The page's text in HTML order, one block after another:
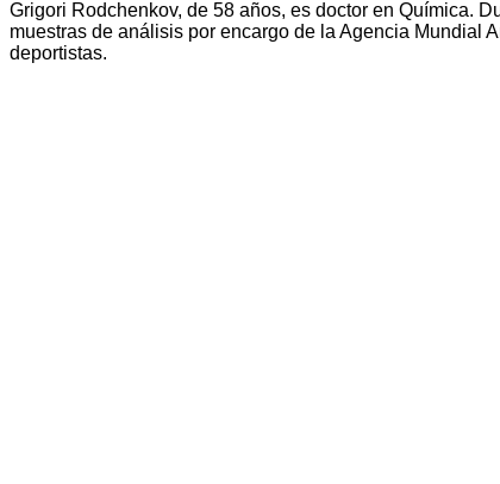
Grigori Rodchenkov, de 58 años, es doctor en Química.
muestras de análisis por encargo de la Agencia Mundial
deportistas.